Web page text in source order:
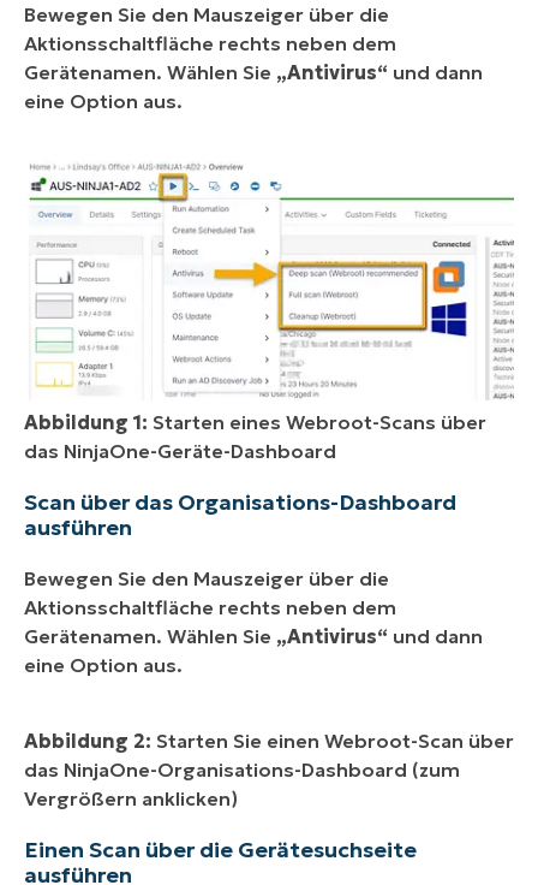
Bewegen Sie den Mauszeiger über die
Aktionsschaltfläche rechts neben dem
Gerätenamen. Wählen Sie „Antivirus“ und dann
eine Option aus.
Abbildung 1: Starten eines Webroot-Scans über
das NinjaOne-Geräte-Dashboard
Scan über das Organisations-Dashboard
ausführen
Bewegen Sie den Mauszeiger über die
Aktionsschaltfläche rechts neben dem
Gerätenamen. Wählen Sie „Antivirus“ und dann
eine Option aus.
Abbildung 2: Starten Sie einen Webroot-Scan über
das NinjaOne-Organisations-Dashboard (zum
Vergrößern anklicken)
Einen Scan über die Gerätesuchseite
ausführen